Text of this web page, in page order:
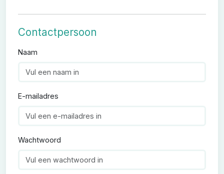
Contactpersoon
Naam
E-mailadres
Wachtwoord